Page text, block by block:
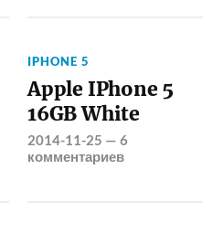
IPHONE 5
Apple IPhone 5
16GB White
2014-11-25 —6
комментариев